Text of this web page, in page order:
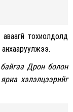
тоxиолдолд
Дрон болон
xэлэлцээрийг